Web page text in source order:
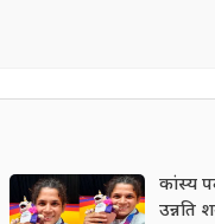
कांस्य
उन्नति